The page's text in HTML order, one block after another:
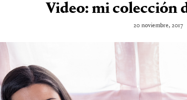
Video: mi colección
20 noviembre, 2017